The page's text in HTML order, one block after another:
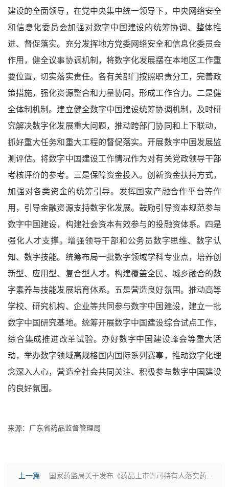
建设的全面领导，在党中央集中统一领导下，中央网络安全
和信息化委员会加强对数字中国建设的统筹协调、整体推
进、督促落实。充分发挥地方党委网络安全和信息化委员会
作用，健全议事协调机制，将数字化发展摆在本地区工作重
要位置，切实落实责任。各有关部门按照职责分工，完善政
策措施，强化资源整合和力量协同，形成工作合力。二是健
全体制机制。建立健全数字中国建设统筹协调机制，及时研
究解决数字化发展重大问题，推动跨部门协同和上下联动，
抓好重大任务和重大工程的督促落实。开展数字中国发展监
测评估。将数字中国建设工作情况作为对有关党政领导干部
考核评价的参考。三是保障资金投入。创新资金扶持方式，
加强对各类资金的统筹引导。发挥国家产融合作平台等作
用，引导金融资源支持数字化发展。鼓励引导资本规范参与
数字中国建设，构建社会资本有效参与的投融资体系。四是
强化人才支撑。增强领导干部和公务员数字思维、数字认
知、数字技能。统筹布局一批数字领域学科专业点，培养创
新型、应用型、复合型人才。构建覆盖全民、城乡融合的数
字素养与技能发展培育体系。五是营造良好氛围。推动高等
学校、研究机构、企业等共同参与数字中国建设，建立一批
数字中国研究基地。统筹开展数字中国建设综合试点工作，
综合集成推进改革试验。办好数字中国建设峰会等重大活
动，举办数字领域高规格国内国际系列赛事，推动数字化理
念深入人心，营造全社会共同关注、积极参与数字中国建设
的良好氛围。
来源：广东省药品监督管理局
上一篇 国家药监局关于发布《药品上市许可持有人落实药品质量安全主体责任监督管理规定》的公